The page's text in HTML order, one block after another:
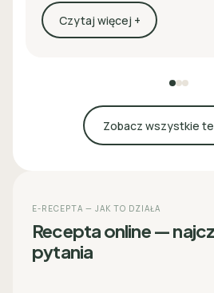
Czytaj więcej +
Zobacz wszystkie
E-RECEPTA — JAK TO DZIAŁA
Recepta online —
pytania